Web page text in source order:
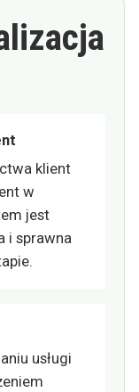
klient
w
jest
i sprawna
usługi